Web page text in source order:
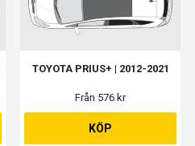
TOYOTA PRIUS+ | 2012-2021
Från 576 kr
KÖP